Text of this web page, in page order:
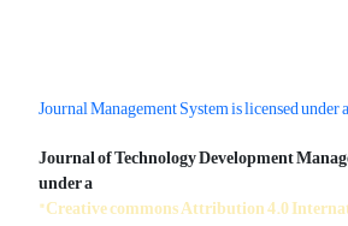
Journal of Technology Development
under a